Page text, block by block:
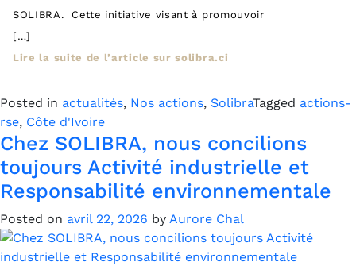
SOLIBRA. Cette initiative visant à promouvoir
[…]
Lire la suite de l’article sur solibra.ci
Posted in actualités, Nos actions, SolibraTagged actions-
rse, Côte d'Ivoire
Chez SOLIBRA, nous concilions
toujours Activité industrielle et
Responsabilité environnementale
Posted on avril 22, 2026 by Aurore Chal